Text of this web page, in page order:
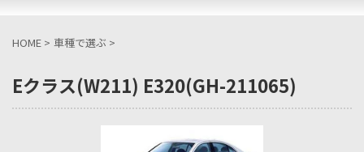
HOME > 車種で選ぶ >
Eクラス(W211) E320(GH-211065)